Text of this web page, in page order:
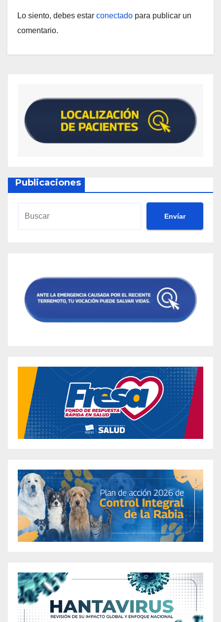
Lo siento, debes estar conectado para publicar un
comentario.
Publicaciones
Envíar